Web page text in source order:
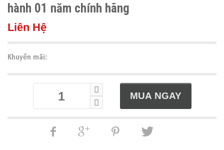
hành 01 năm chính hãng
Liên Hệ
Khuyến mãi: